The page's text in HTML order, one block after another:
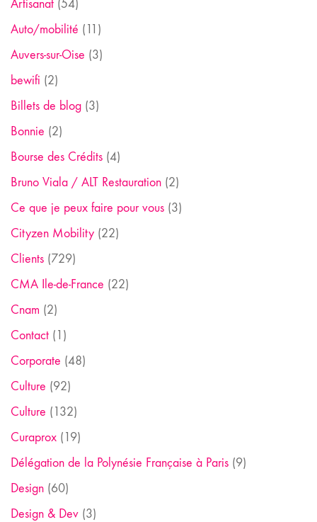
Artisanat (54)
Auto/mobilité (11)
Auvers-sur-Oise (3)
bewifi (2)
Billets de blog (3)
Bonnie (2)
Bourse des Crédits (4)
Bruno Viala / ALT Restauration (2)
Ce que je peux faire pour vous (3)
Cityzen Mobility (22)
Clients (729)
CMA Ile-de-France (22)
Cnam (2)
Contact (1)
Corporate (48)
Culture (92)
Culture (132)
Curaprox (19)
Délégation de la Polynésie Française à Paris (9)
Design (60)
Design & Dev (3)